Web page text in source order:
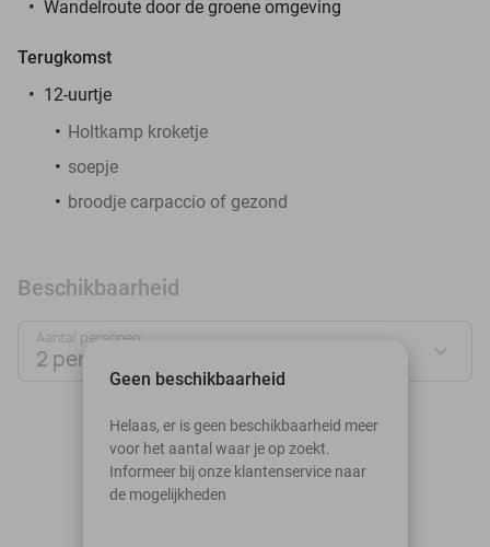
Wandelroute door de groene omgeving
Terugkomst
12-uurtje
Holtkamp kroketje
soepje
broodje carpaccio of gezond
Beschikbaarheid
Aantal personen:
2 personen
augustus 2026
Ma
Di Wo Do Vr
Geen beschikbaarheid
Helaas, er is geen beschikbaarheid meer
voor het aantal waar je op zoekt.
Informeer bij onze klantenservice naar
de mogelijkheden